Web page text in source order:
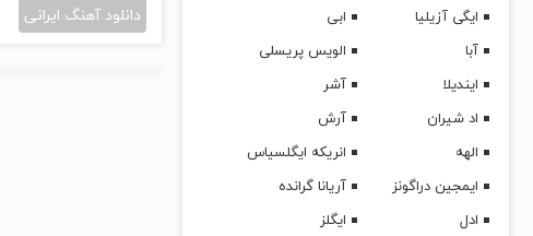
ایگی آزیلیا
ابی
آبا
الویس پریسلی
ایندیلا
آشر
اد شیران
آرش
الهه
انریکه ایگلسیاس
ایمجین دراگونز
آریانا گرانده
ادل
ایگلز
دانلود آهنگ ایرانی